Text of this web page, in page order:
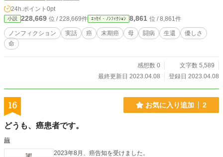
24h.ポイント 0pt
小説 228,669 位 / 228,669件 ｴｯｾｲ・ﾉﾝﾌｨｸｼｮﾝ 8,861 位 / 8,861件
ノンフィクション 実話 癌 末期癌 母 闘病 生還
優しさ
命
感想数 0
文字数 5,589
最終更新日 2023.04.08
登録日 2023.04.08
16 お気に入り追加 2
どうも、癌患者です。
繭
2023年8月、癌告知を受けました。